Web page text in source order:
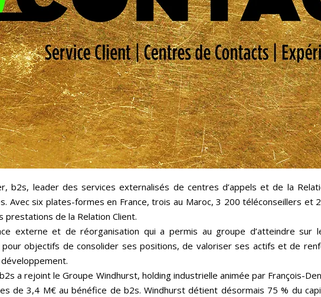
b2s, leader des services externalisés de centres d’appels et de la
Avec six plates-formes en France, trois au Maroc, 3 200 téléconseillers et
prestations de la Relation Client.
externe et de réorganisation qui a permis au groupe d’atteindre sur
pour objectifs de consolider ses positions, de valoriser ses actifs et de
a rejoint le Groupe Windhurst, holding industrielle animée par François-
de 3,4 M€ au bénéfice de b2s. Windhurst détient désormais 75 % du